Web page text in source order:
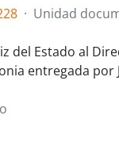
· Unidad
del Estado al
entregada por